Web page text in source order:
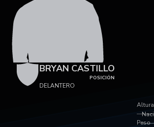
BRYAN CASTILLO
POSICIÓN
DELANTERO
Altura
Peso